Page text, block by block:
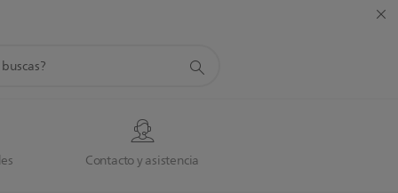
Contacto y asistencia